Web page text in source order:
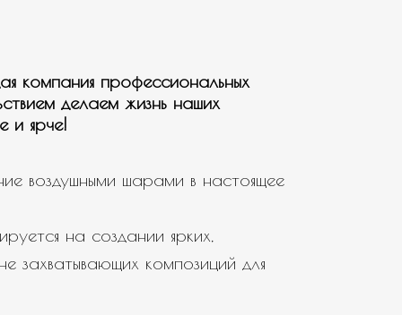
компания профессиональных
делаем жизнь наших
и ярче!
воздушными шарами в настоящее
на создании ярких,
захватывающих композиций для